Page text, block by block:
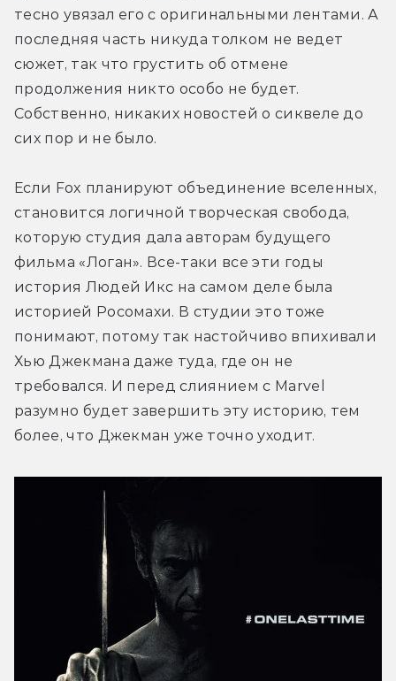
тесно увязал его с оригинальными лентами. А
последняя часть никуда толком не ведет
сюжет, так что грустить об отмене
продолжения никто особо не будет.
Собственно, никаких новостей о сиквеле до
сих пор и не было.
Если Fox планируют объединение вселенных,
становится логичной творческая свобода,
которую студия дала авторам будущего
фильма «Логан». Все-таки все эти годы
история Людей Икс на самом деле была
историей Росомахи. В студии это тоже
понимают, потому так настойчиво впихивали
Хью Джекмана даже туда, где он не
требовался. И перед слиянием с Marvel
разумно будет завершить эту историю, тем
более, что Джекман уже точно уходит.